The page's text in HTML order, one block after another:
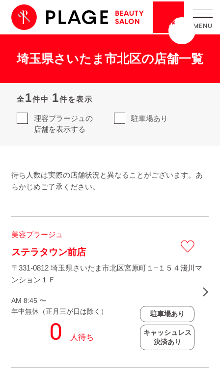
情報
埼玉県さいたま市北区の店舗一覧
全1件中 1件を表示
理容プラージュの
店舗を表示する
駐車場あり
待ち人数は実際の店舗状況と異なることがございます。あ
らかじめご了承ください。
美容プラージュ
ステラタウン前店
〒331-0812 埼玉県さいたま市北区宮原町１−１５４淺川マ
ンション１Ｆ
AM 8:45 〜
年中無休（正月三が日は除く）
駐車場あり
キャッシュレス
決済あり